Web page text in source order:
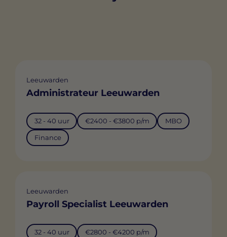
Leeuwarden
Administrateur Leeuwarden
32 - 40 uur €2400 - €3800 p/m MBO
Finance
Leeuwarden
Payroll Specialist Leeuwarden
32 - 40 uur €2800 - €4200 p/m